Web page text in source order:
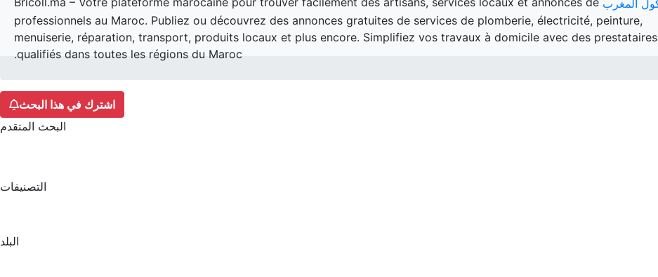
professionnels au Maroc. Publiez ou découvrez des annonces gratuites de services de plomberie, électricité, peinture,
menuiserie, réparation, transport, produits locaux et plus encore. Simplifiez vos travaux à domicile avec des prestataires
qualifiés dans toutes les régions du Maroc.
اشترك في هذا البحث
البحث المتقدم
التصنيفات
البلد